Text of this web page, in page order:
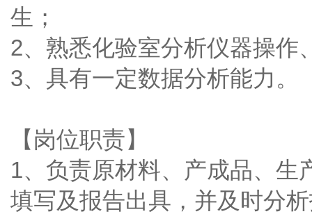
生；
2、熟悉化验室分析仪器操作
3、具有一定数据分析能力。
【岗位职责】
1、负责原材料、产成品、生
填写及报告出具，并及时分